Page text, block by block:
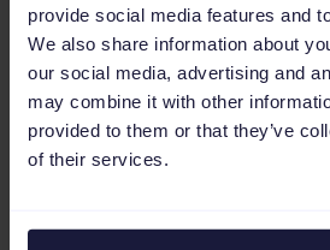
provide social media features and
We also share information about
our social media, advertising and
may combine it with other
provided to them or that they’ve
of their services.
perfezionare l'integrazione
Parla con un